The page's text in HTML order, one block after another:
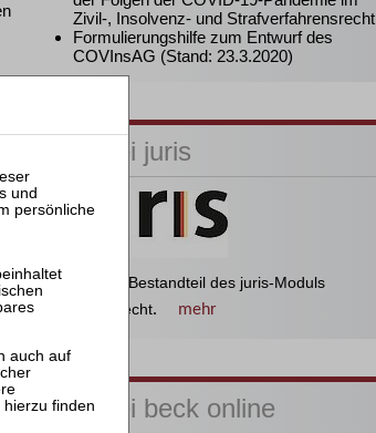
Zivil-, Insolvenz- und Strafverfahrensrecht
Formulierungshilfe zum Entwurf des
COVInsAG (Stand: 23.3.2020)
ZRI bei juris
Die ZRI ist Bestandteil des juris-Moduls
Insolvenzrecht. mehr
ZRI bei beck online